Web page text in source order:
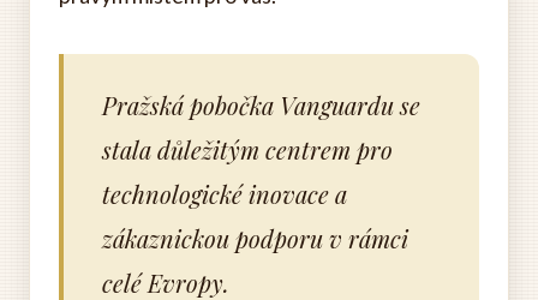
Pražská pobočka Vanguardu se
stala důležitým centrem pro
technologické inovace a
zákaznickou podporu v rámci
celé Evropy.